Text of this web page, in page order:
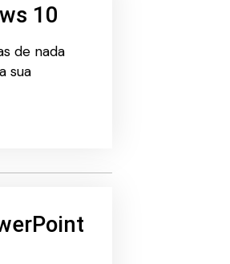
10
de nada
sua